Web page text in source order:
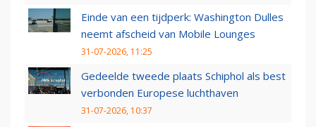
Einde van een tijdperk: Washington Dulles
neemt afscheid van Mobile Lounges
31-07-2026, 11:25
Gedeelde tweede plaats Schiphol als best
verbonden Europese luchthaven
31-07-2026, 10:37